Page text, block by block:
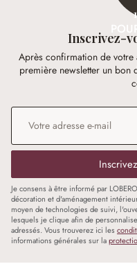
Inscrivez-
Après confirmation de votre
première newsletter un
Adresse e-mail
Je consens à être informé par
décoration et d'aménagement
moyen de technologies de suivi,
lesquels je clique afin de
adressés. Vous trouverez ici les
informations générales sur la